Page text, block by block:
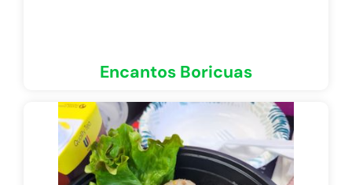
Encantos Boricuas